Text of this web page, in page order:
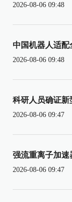
2026-08-06 09:48
中国机器人适
2026-08-06 09:48
科研人员确证新
2026-08-06 09:47
强流重离子加速
2026-08-06 09:47